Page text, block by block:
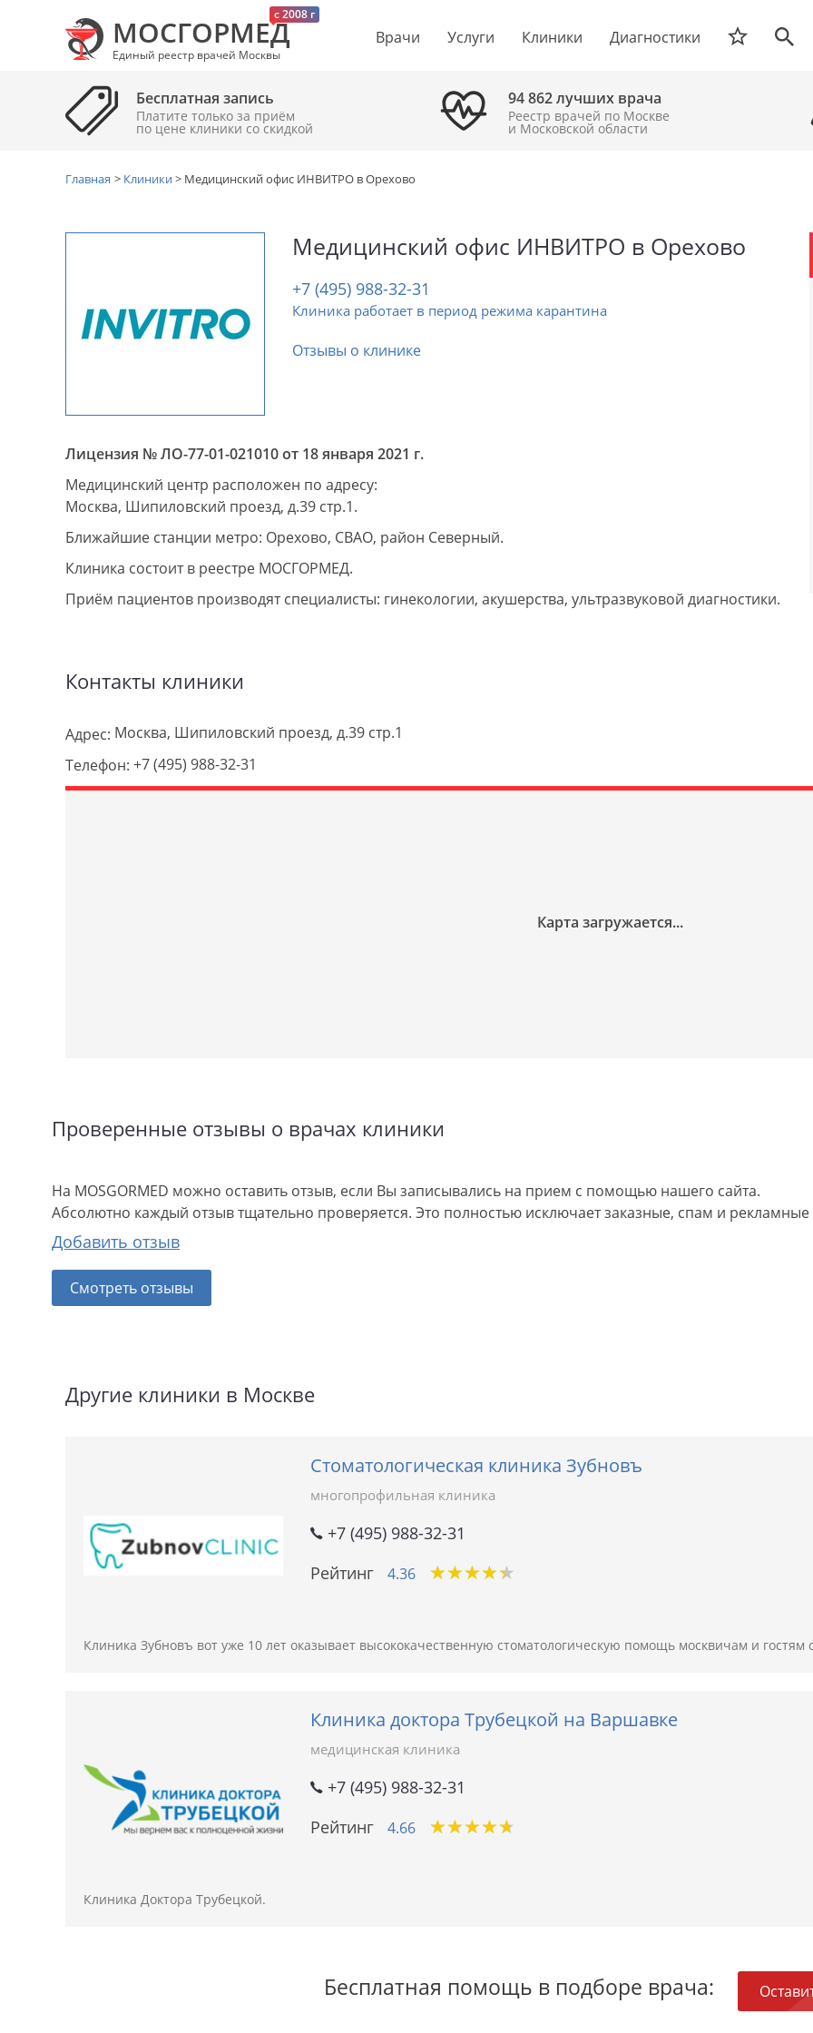
c 2008 г
МОСГОРМЕД
Единый реестр врачей Москвы
Врачи Услуги Клиники Диагностики
Бесплатная запись
Платите только за приём
по цене клиники cо скидкой
94 862 лучших врача
Реестр врачей по Москве
и Московской области
Главная > Клиники> Медицинский офис ИНВИТРО в Орехово
Медицинский офис ИНВИТРО в Орехово
+7 (495) 988-32-31
Клиника работает в период режима карантина
Отзывы о клинике
Лицензия № ЛО-77-01-021010 от 18 января 2021 г.
Медицинский центр расположен по адресу:
Москва, Шипиловский проезд, д.39 стр.1.
Ближайшие станции метро: Орехово, СВАО, район Северный.
Клиника состоит в реестре МОСГОРМЕД.
Приём пациентов производят специалисты: гинекологии, акушерства, ультразвуковой диагностики.
Контакты клиники
Адрес: Москва, Шипиловский проезд, д.39 стр.1
Телефон: +7 (495) 988-32-31
Проверенные отзывы о врачах клиники
На MOSGORMED можно оставить отзыв, если Вы записывались на прием с помощью нашего сайта.
Абсолютно каждый отзыв тщательно проверяется. Это полностью исключает заказные, спам и
Добавить отзыв
Смотреть отзывы
Другие клиники в Москве
Стоматологическая клиника Зубновъ
многопрофильная клиника
+7 (495) 988-32-31
Рейтинг
4.36 ★★★★★
★★★★★
Клиника Зубновъ вот уже 10 лет оказывает высококачественную стоматологическую помощь москвичам и гостям
Клиника доктора Трубецкой на Варшавке
медицинская клиника
+7 (495) 988-32-31
Рейтинг
4.66 ★★★★★
★★★★★
Клиника Доктора Трубецкой.
Бесплатная помощь в подборе врача: